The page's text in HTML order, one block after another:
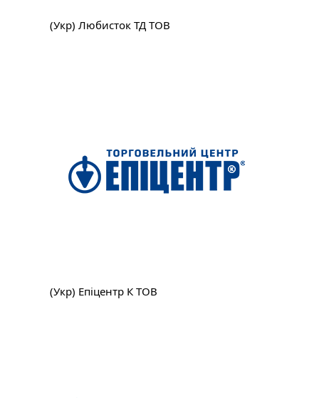
(Укр) Любисток ТД ТОВ
(Укр) Епіцентр К ТОВ